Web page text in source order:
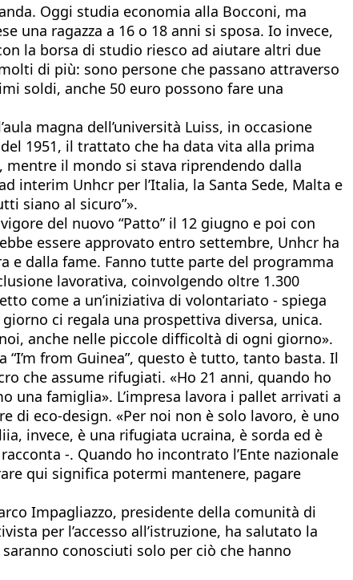
Oggi studia economia alla Bocconi, ma
una ragazza a 16 o 18 anni si sposa. Io invece,
la borsa di studio riesco ad aiutare altri due
di più: sono persone che passano attraverso
soldi, anche 50 euro possono fare una
magna dell’università Luiss, in occasione
1951, il trattato che ha data vita alla prima
il mondo si stava riprendendo dalla
interim Unhcr per l’Italia, la Santa Sede, Malta e
siano al sicuro”».
del nuovo “Patto” il 12 giugno e poi con
essere approvato entro settembre, Unhcr ha
e dalla fame. Fanno tutte parte del programma
lavorativa, coinvolgendo oltre 1.300
come a un’iniziativa di volontariato - spiega
ci regala una prospettiva diversa, unica.
anche nelle piccole difficoltà di ogni giorno».
from Guinea”, questo è tutto, tanto basta. Il
che assume rifugiati. «Ho 21 anni, quando ho
una famiglia». L’impresa lavora i pallet arrivati a
eco-design. «Per noi non è solo lavoro, è uno
invece, è una rifugiata ucraina, è sorda ed è
-. Quando ho incontrato l’Ente nazionale
qui significa potermi mantenere, pagare
Impagliazzo, presidente della comunità di
per l’accesso all’istruzione, ha salutato la
conosciuti solo per ciò che hanno